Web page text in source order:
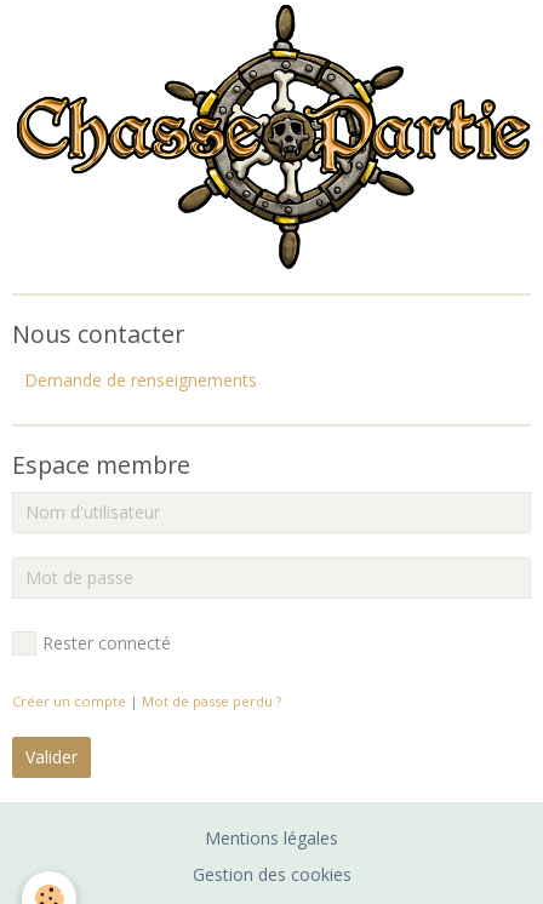
Nous contacter
Demande de renseignements
Espace membre
Rester connecté
Créer un compte | Mot de passe perdu ?
Valider
Mentions légales
Gestion des cookies